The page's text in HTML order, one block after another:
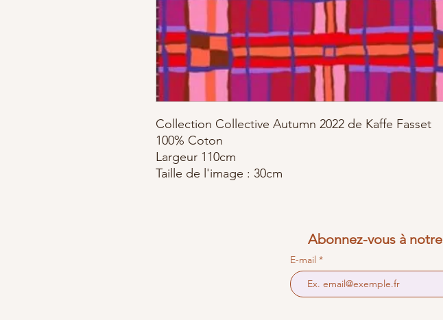
Collection Collective Autumn 2022 de Kaffe Fasset
100% Coton
Largeur 110cm
Taille de l'image : 30cm
Abonnez-vous à
E-mail